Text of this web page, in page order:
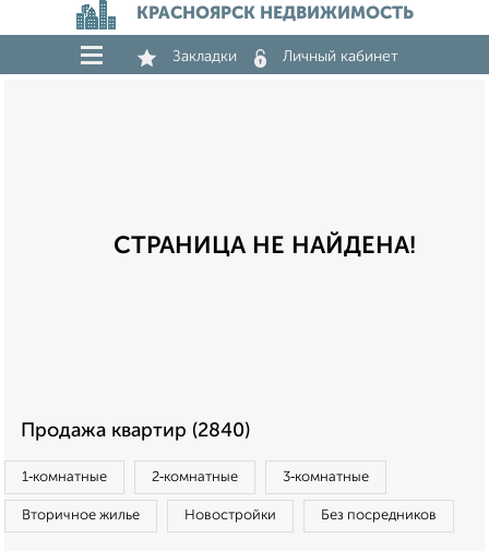
КРАСНОЯРСК НЕДВИЖИМОСТЬ
Закладки Личный кабинет
СТРАНИЦА НЕ НАЙДЕНА!
Продажа квартир (2840)
1‑комнатные 2‑комнатные 3‑комнатные
Вторичное жилье Новостройки Без посредников